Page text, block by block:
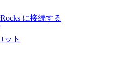
に接続する
ット